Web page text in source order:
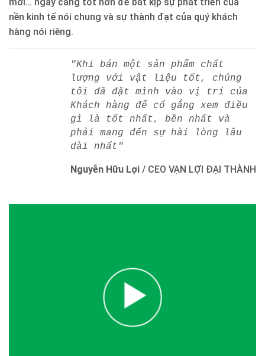
nền kinh tế nói chung và sự thành đạt của quý khách
hàng nói riêng.
"Khi bán một sản phẩm chất
lượng với vật liệu tốt, chúng
tôi đã đặt mình vào vị trí của
Khách hàng để cố gắng xem điều
gì là tốt nhất, bền nhất và
phải mang đến sự hài lòng lâu
dài nhất"
Nguyễn Hữu Lợi / CEO VẠN LỢI ĐẠI THÀNH